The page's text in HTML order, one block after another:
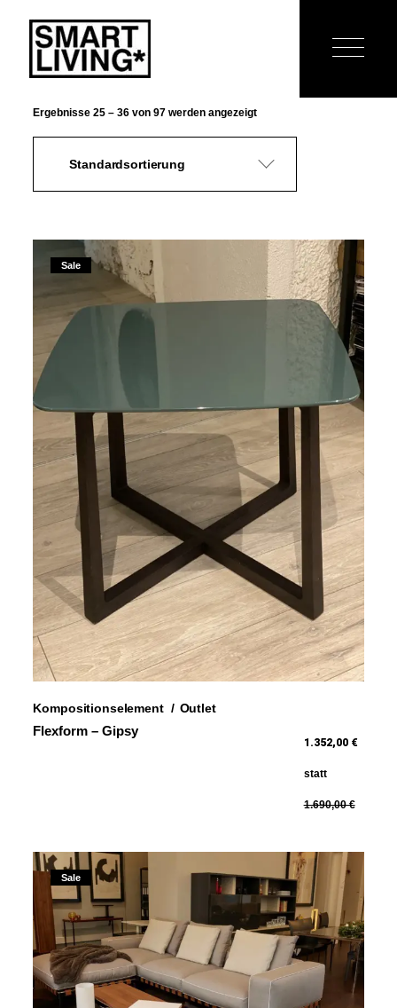
content
Ergebnisse 25 – 36 von 97 werden angezeigt
Standardsortierung
Sale
Flexform – Gipsy
1.352,00 €
statt
1.690,00 €
Kompositionselement Outlet
Sale